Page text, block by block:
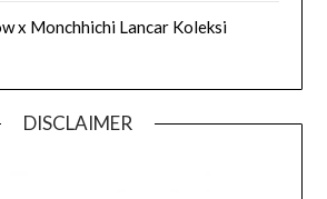
x Monchhichi Lancar Koleksi
DISCLAIMER